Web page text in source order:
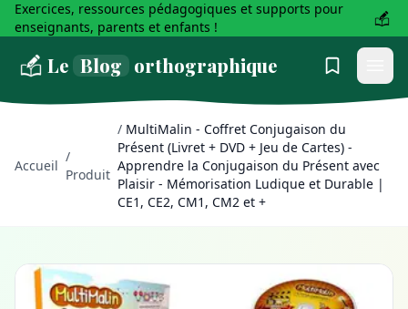
Exercices, ressources pédagogiques et supports pour
enseignants, parents et enfants !
Le Blog orthographique
Accueil
/
Produit
/ MultiMalin - Coffret Conjugaison du
Présent (Livret + DVD + Jeu de Cartes) -
Apprendre la Conjugaison du Présent avec
Plaisir - Mémorisation Ludique et Durable |
CE1, CE2, CM1, CM2 et +